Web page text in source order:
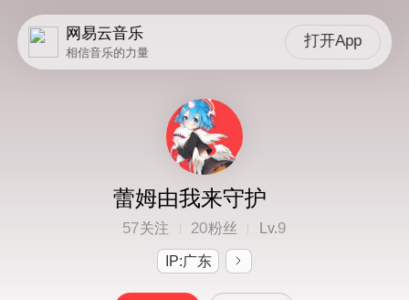
网易云音乐
相信音乐的力量
打开App
蕾姆由我来守护
57关注 20粉丝 Lv.9
IP:广东